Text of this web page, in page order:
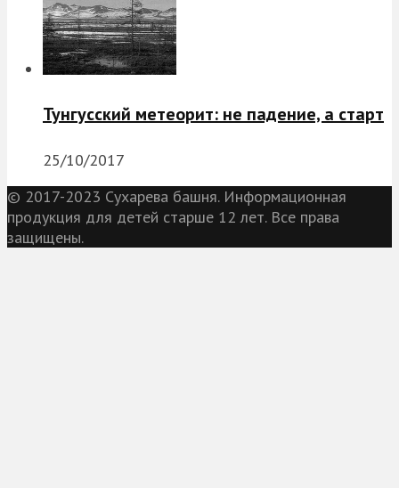
Тунгусский метеорит: не падение, а старт
25/10/2017
© 2017-2023 Сухарева башня. Информационная
продукция для детей старше 12 лет. Все права
защищены.